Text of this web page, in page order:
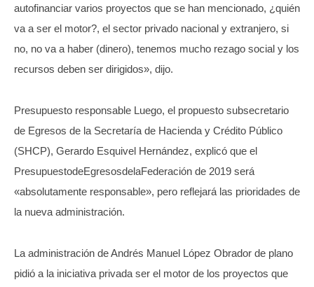
autofinanciar varios proyectos que se han mencionado, ¿quién
va a ser el motor?, el sector privado nacional y extranjero, si
no, no va a haber (dinero), tenemos mucho rezago social y los
recursos deben ser dirigidos», dijo.
Presupuesto responsable Luego, el propuesto subsecretario
de Egresos de la Secretaría de Hacienda y Crédito Público
(SHCP), Gerardo Esquivel Hernández, explicó que el
PresupuestodeEgresosdelaFederación de 2019 será
«absolutamente responsable», pero reflejará las prioridades de
la nueva administración.
La administración de Andrés Manuel López Obrador de plano
pidió a la iniciativa privada ser el motor de los proyectos que